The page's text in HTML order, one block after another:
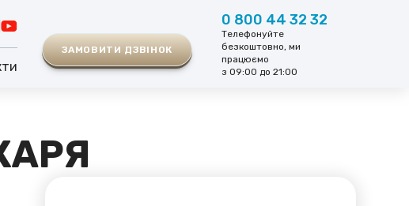
ЗАМОВИТИ ДЗВІНОК
0 800 44 32 32
Телефонуйте
безкоштовно, ми
працюємо
з 09:00 до 21:00